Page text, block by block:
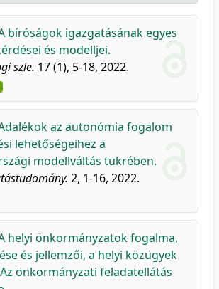
bíróságok igazgatásának egyes
és modelljei.
szle. 17 (1), 5-18, 2022.
az autonómia fogalom
lehetőségeihez a
modellváltás tükrében.
2, 1-16, 2022.
helyi önkormányzatok fogalma,
és jellemzői, a helyi közügyek
önkormányzati feladatellátás